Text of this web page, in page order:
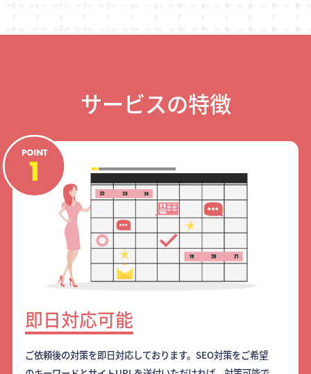
サービスの特徴
即日対応可能
ご依頼後の対策を即日対応しております。SEO対策をご希望